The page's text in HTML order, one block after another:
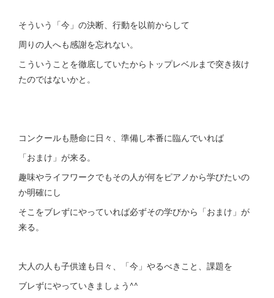
そういう「今」の決断、行動を以前からして
周りの人へも感謝を忘れない。
こういうことを徹底していたからトップレベルまで突き抜け
たのではないかと。
コンクールも懸命に日々、準備し本番に臨んでいれば
「おまけ」が来る。
趣味やライフワークでもその人が何をピアノから学びたいの
か明確にし
そこをブレずにやっていれば必ずその学びから「おまけ」が
来る。
大人の人も子供達も日々、「今」やるべきこと、課題を
ブレずにやっていきましょう^^